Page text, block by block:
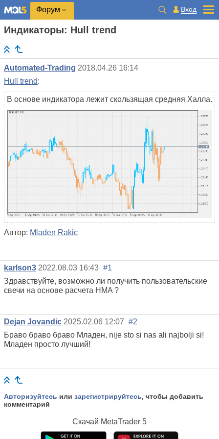
Форум Вход
Индикаторы: Hull trend
Automated-Trading 2018.04.26 16:14
Hull trend:
В основе индикатора лежит скользящая средняя Халла.
Автор: Mladen Rakic
karlson3 2022.08.03 16:43 #1
Здравствуйте, возможно ли получить пользовательские
свечи на основе расчета HMA ?
Dejan Jovandic 2025.02.06 12:07 #2
Браво браво браво Младен, nije sto si nas ali najbolji si!
Младен просто лучший!
Авторизуйтесь или зарегистрируйтесь, чтобы добавить
комментарий
Скачай MetaTrader 5